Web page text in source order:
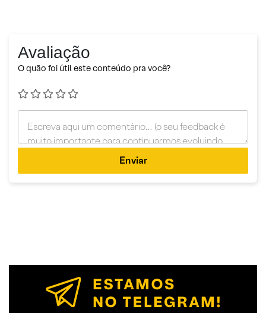
Avaliação
O quão foi útil este conteúdo pra você?
Enviar